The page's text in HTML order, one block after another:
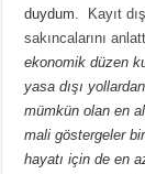
duydum.
Kayıt
sakıncalarını
ekonomik düzen
yasa dışı
mümkün olan en
mali göstergeler
hayatı için de en